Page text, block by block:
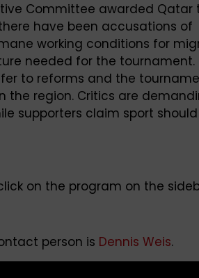
Committee awarded Qatar
have been accusations of
working conditions for
needed for the tournament.
to reforms and the
the region. Critics are
supporters claim sport
on the program on the
person is Dennis Weis.